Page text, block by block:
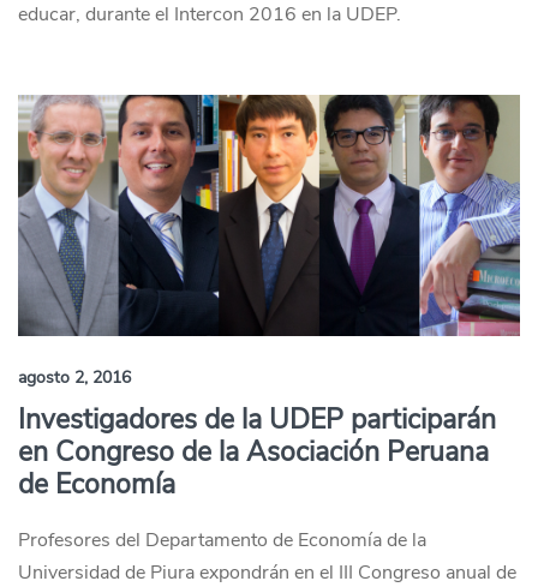
educar, durante el Intercon 2016 en la UDEP.
agosto 2, 2016
Investigadores de la UDEP participarán
en Congreso de la Asociación Peruana
de Economía
Profesores del Departamento de Economía de la
Universidad de Piura expondrán en el III Congreso anual de